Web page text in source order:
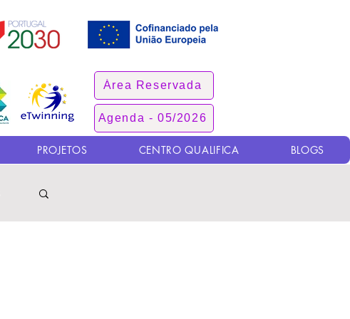
Área Reservada
Agenda - 05/2026
PROJETOS CENTRO QUALIFICA BLOGS